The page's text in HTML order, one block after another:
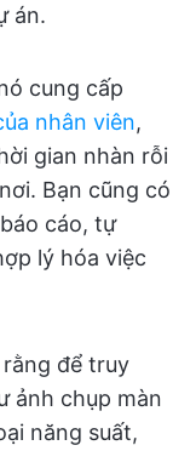
án.
cung cấp
nhân viên,
gian nhàn rỗi
Bạn cũng có
cáo, tự
lý hóa việc
để truy
ảnh chụp màn
năng suất,